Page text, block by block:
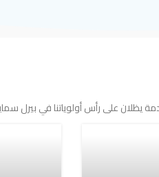
يظلان على رأس أولوياتنا في بيرل